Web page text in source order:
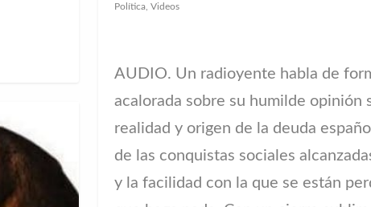
Política ,Videos
AUDIO. Un radioyente habla de
acalorada sobre su humilde opinión
realidad y origen de la deuda
de las conquistas sociales
y la facilidad con la que se están